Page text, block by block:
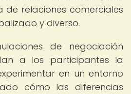
de relaciones comerciales
y diverso.
de negociación
a los participantes la
en un entorno
cómo las diferencias